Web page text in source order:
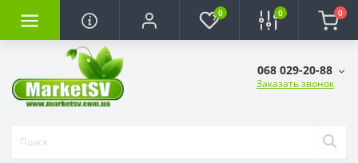
0 0 0
068 029-20-88
Заказать звонок